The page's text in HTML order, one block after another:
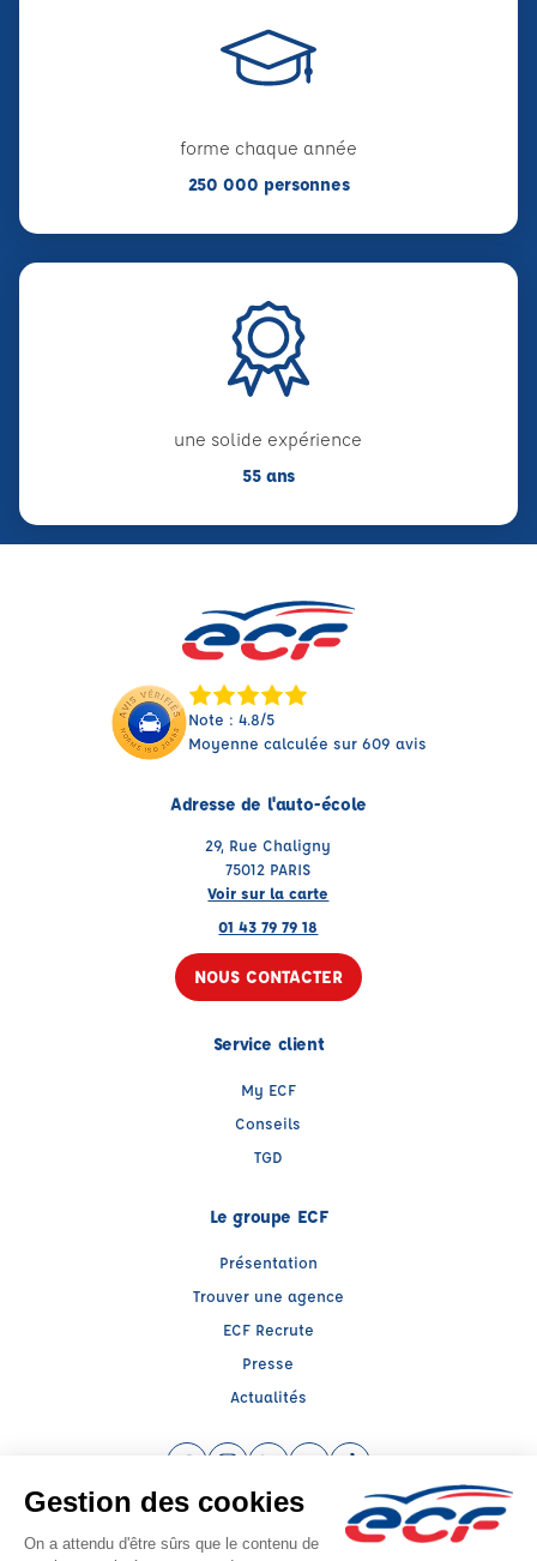
forme chaque année
250 000 personnes
une solide expérience
55 ans
Note : 4.8/5
Moyenne calculée sur 609 avis
Adresse de l'auto-école
29, Rue Chaligny
75012 PARIS
Voir sur la carte
01 43 79 79 18
NOUS CONTACTER
Service client
My ECF
Conseils
TGD
Le groupe ECF
Présentation
Trouver une agence
ECF Recrute
Presse
Actualités
Instagram (nouvelle fenêtre)
LinkedIn (nouvelle fenêtre)
YouTube (nouvelle fenêtre)
TikTok (nouvelle
Raison sociale : GENIE SARL - Capital social: 7622€
SIREN: 379908395 - Numéro de TVA intracommunautaire: FR 29 379908395